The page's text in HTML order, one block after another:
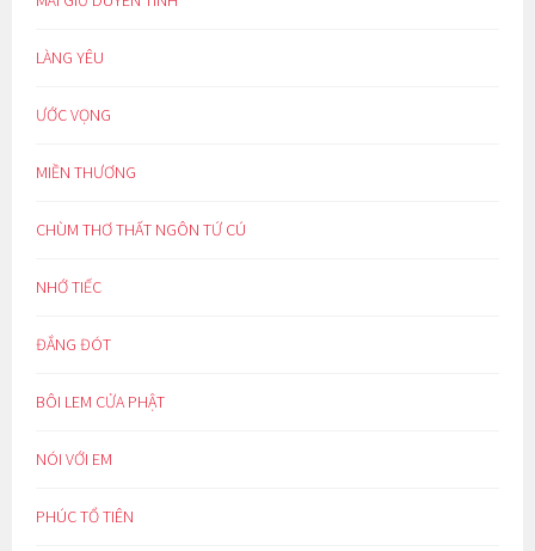
LÀNG YÊU
ƯỚC VỌNG
MIỀN THƯƠNG
CHÙM THƠ THẤT NGÔN TỨ CÚ
NHỚ TIẾC
ĐẮNG ĐÓT
BÔI LEM CỬA PHẬT
NÓI VỚI EM
PHÚC TỔ TIÊN